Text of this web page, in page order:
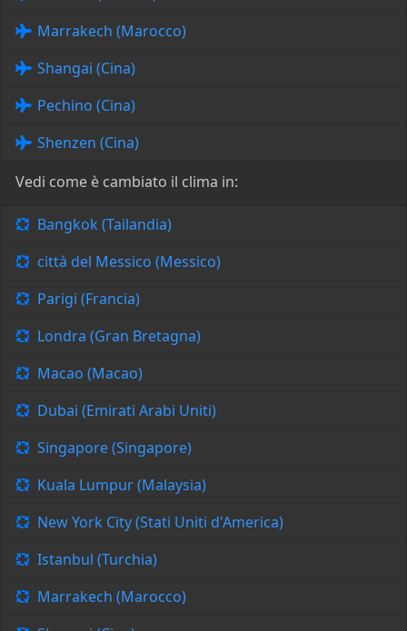
Marrakech (Marocco)
Shangai (Cina)
Pechino (Cina)
Shenzen (Cina)
Vedi come è cambiato il clima in:
Bangkok (Tailandia)
città del Messico (Messico)
Parigi (Francia)
Londra (Gran Bretagna)
Macao (Macao)
Dubai (Emirati Arabi Uniti)
Singapore (Singapore)
Kuala Lumpur (Malaysia)
New York City (Stati Uniti d'America)
Istanbul (Turchia)
Marrakech (Marocco)